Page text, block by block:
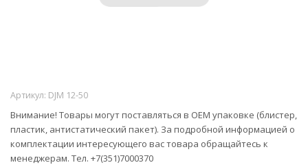
Артикул: DJM 12-50
Внимание! Товары могут поставляться в ОЕМ упаковке (блистер,
пластик, антистатический пакет). За подробной информацией о
комплектации интересующего вас товара обращайтесь к
менеджерам. Тел. +7(351)7000370